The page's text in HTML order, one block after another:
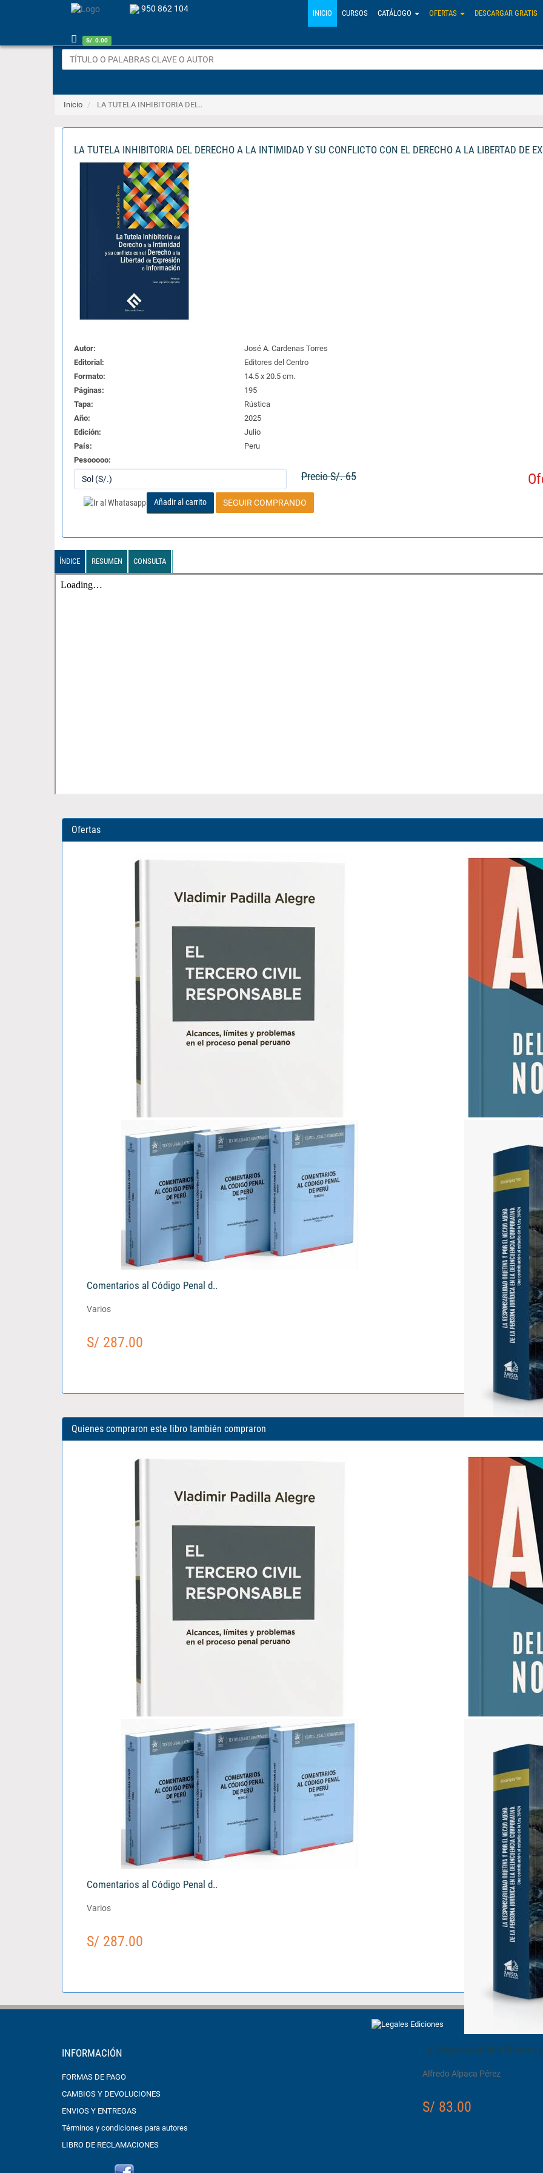
950 862 104
S/. 0.00
INICIO CURSOS CATÁLOGO OFERTAS DESCARGAR GRATIS
Inicio LA TUTELA INHIBITORIA DEL..
LA TUTELA INHIBITORIA DEL DERECHO A LA INTIMIDAD Y SU CONFLICTO CON EL DERECHO A LA LIBERTAD DE
Autor:
José A. Cardenas Torres
Editorial:
Editores del Centro
Formato:
14.5 x 20.5 cm.
Páginas:
195
Tapa:
Rústica
Año:
2025
Edición:
Julio
País:
Peru
Pesooooo:
Precio S/. 65
Añadir al carrito SEGUIR COMPRANDO
ÍNDICE RESUMEN CONSULTA
Ofertas
El Tercero Civil Responsable..
Vladimir Katherniak Padilla Alegre
S/ 103.00
ABC del Derecho Notarial..
Comentarios al Código Penal d..
Varios
S/ 287.00
Quienes compraron este libro también compraron
El Tercero Civil Responsable..
Vladimir Katherniak Padilla Alegre
S/ 103.00
ABC del Derecho Notarial..
Comentarios al Código Penal d..
Varios
S/ 287.00
La Responsabilidad Objetiva
Alfredo Alpaca Pérez
S/ 83.00
INFORMACIÓN
FORMAS DE PAGO
CAMBIOS Y DEVOLUCIONES
ENVIOS Y ENTREGAS
Términos y condiciones para autores
LIBRO DE RECLAMACIONES